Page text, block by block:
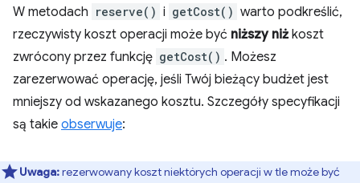
W metodach reserve() i getCost() warto podkreślić,
rzeczywisty koszt operacji może być niższy niż koszt
zwrócony przez funkcję getCost() . Możesz
zarezerwować operację, jeśli Twój bieżący budżet jest
mniejszy od wskazanego kosztu. Szczegóły specyfikacji
są takie obserwuje:
Uwaga:rezerwowany koszt niektórych operacji w tle może być